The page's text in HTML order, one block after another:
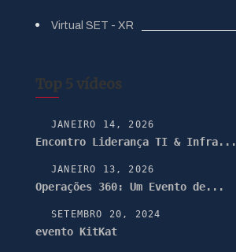
Virtual SET - XR
Top 5 vídeos
JANEIRO 14, 2026
Encontro Liderança TI & Infra...
JANEIRO 13, 2026
Operações 360: Um Evento de...
SETEMBRO 20, 2024
evento KitKat